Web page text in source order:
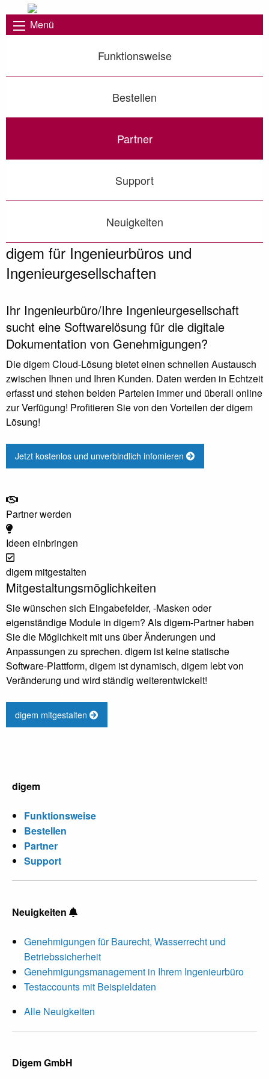
Menü
Funktionsweise
Bestellen
Partner
Support
Neuigkeiten
digem für Ingenieurbüros und
Ingenieurgesellschaften
Ihr Ingenieurbüro/Ihre Ingenieurgesellschaft
sucht eine Softwarelösung für die digitale
Dokumentation von Genehmigungen?
Die digem Cloud-Lösung bietet einen schnellen Austausch
zwischen Ihnen und Ihren Kunden. Daten werden in Echtzeit
erfasst und stehen beiden Parteien immer und überall online
zur Verfügung! Profitieren Sie von den Vorteilen der digem
Lösung!
Jetzt kostenlos und unverbindlich infomieren
Partner werden
Ideen einbringen
digem mitgestalten
Mitgestaltungsmöglichkeiten
Sie wünschen sich Eingabefelder, -Masken oder
eigenständige Module in digem? Als digem-Partner haben
Sie die Möglichkeit mit uns über Änderungen und
Anpassungen zu sprechen. digem ist keine statische
Software-Plattform, digem ist dynamisch, digem lebt von
Veränderung und wird ständig weiterentwickelt!
digem mitgestalten
digem
Funktionsweise
Bestellen
Partner
Support
Neuigkeiten
Genehmigungen für Baurecht, Wasserrecht und
Betriebssicherheit
Genehmigungsmanagement in Ihrem Ingenieurbüro
Testaccounts mit Beispieldaten
Alle Neuigkeiten
Digem GmbH